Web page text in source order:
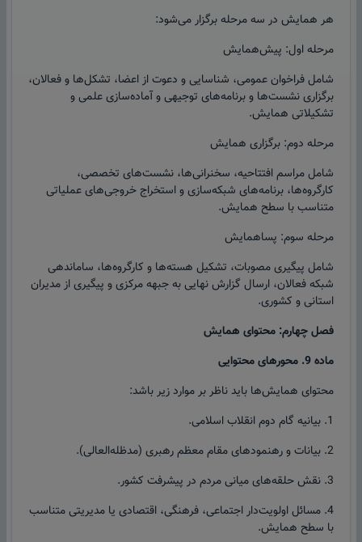
هر همایش در سه مرحله برگزار می‌شود:
مرحله اول: پیش‌همایش
شامل فراخوان عمومی، شناسایی و دعوت از اعضا، تشکل‌ها و فعالان،
برگزاری نشست‌ها و برنامه‌های توجیهی و آماده‌سازی علمی و
تشکیلاتی همایش.
مرحله دوم: برگزاری همایش
شامل مراسم افتتاحیه، سخنرانی‌ها، نشست‌های تخصصی،
کارگروه‌ها، برنامه‌های شبکه‌سازی و استخراج خروجی‌های عملیاتی
متناسب با سطح همایش.
مرحله سوم: پساهمايش
شامل پیگیری مصوبات، تشکیل هسته‌ها و کارگروه‌ها، ساماندهی
شبکه فعالان، ارسال گزارش نهایی به جبهه مرکزی و پیگیری از مدیران
استانی و کشوری.
فصل چهارم: محتوای همایش
ماده 9. محورهای محتوایی
محتوای همایش‌ها باید ناظر بر موارد زیر باشد:
1. بیانیه گام دوم انقلاب اسلامی.
2. بیانات و رهنمودهای مقام معظم رهبری (مدظله‌العالی).
3. نقش حلقه‌های میانی مردم در پیشرفت کشور.
4. مسائل اولویت‌دار اجتماعی، فرهنگی، اقتصادی یا مدیریتی متناسب
با سطح همایش.